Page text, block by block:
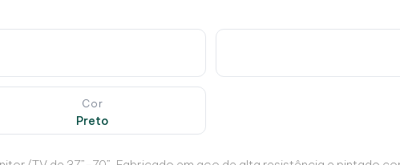
Cor
Preto